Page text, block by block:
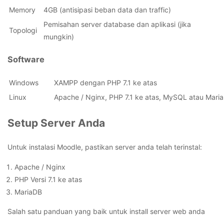
Memory
4GB (antisipasi beban data dan traffic)
Topologi
Pemisahan server database dan aplikasi (jika
mungkin)
Software
Windows
XAMPP dengan PHP 7.1 ke atas
Linux
Apache / Nginx, PHP 7.1 ke atas, MySQL atau
Setup Server Anda
Untuk instalasi Moodle, pastikan server anda telah terinstal:
Apache / Nginx
PHP Versi 7.1 ke atas
MariaDB
Salah satu panduan yang baik untuk install server web anda